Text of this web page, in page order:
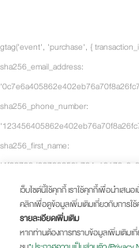
เว็บไซต์นี้ใช้คุกกี้ เราใช้คุกกี้เพื่อนำเส
คลิกเพื่อดูข้อมูลเพิ่มเติมเกี่ยวกับการใช้
รายละเอียดเพิ่มเติม
หากท่านต้องการทราบข้อมูลเพิ่มเติมเ
gtag('event', 'purchase', {
sha256_email_address:
sha256_phone_number:
sha256_first_name:
sha256_last_name:
Town', region: 'CA', postal_code:
item_name: 'Fancy-MaxSpeed2.0